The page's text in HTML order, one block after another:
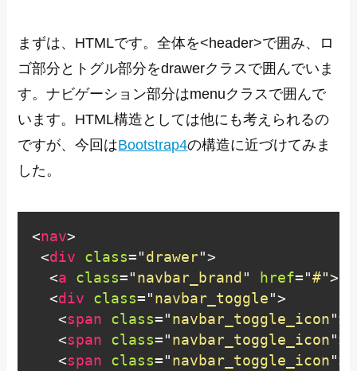
まずは、HTMLです。全体を<header>で囲み、ロ
ゴ部分とトグル部分をdrawerクラスで囲んでいま
す。ナビゲーション部分はmenuクラスで囲んで
います。HTML構造としては他にも考えられるの
ですが、今回はBootstrap4の構造に近づけてみま
した。
<nav>
<div class="drawer">
<a class="navbar_brand" href="#">
<div class="navbar_toggle">
<span class="navbar_toggle_icon">
<span class="navbar_toggle_icon">
<span class="navbar_toggle_icon">